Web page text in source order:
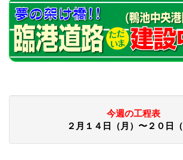
今週の工程表
２月１４日（月）〜２０日（